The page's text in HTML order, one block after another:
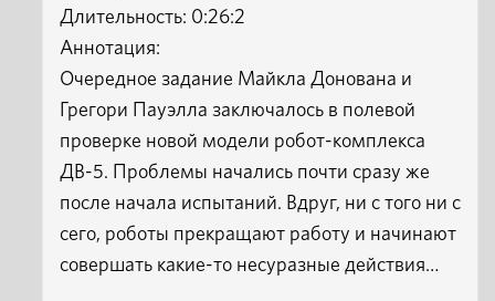
Длительность: 0:26:2
Аннотация:
Очередное задание Майкла Донована и
Грегори Пауэлла заключалось в полевой
проверке новой модели робот-комплекса
ДВ-5. Проблемы начались почти сразу же
после начала испытаний. Вдруг, ни с того ни с
сего, роботы прекращают работу и начинают
совершать какие-то несуразные действия…